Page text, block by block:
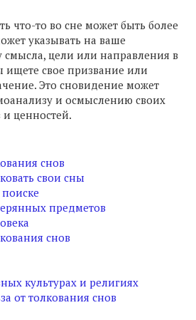
что-то во сне может быть более
указывать на ваше
смысла, цели или направления в
свое призвание или
Это сновидение может
и осмыслению своих
ценностей.
снов
свои сны
предметов
снов
культурах и религиях
от толкования снов